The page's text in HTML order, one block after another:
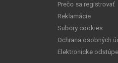
Prečo sa registrovať
Reklamácie
Subory cookies
Ochrana osobných
Elektronicke